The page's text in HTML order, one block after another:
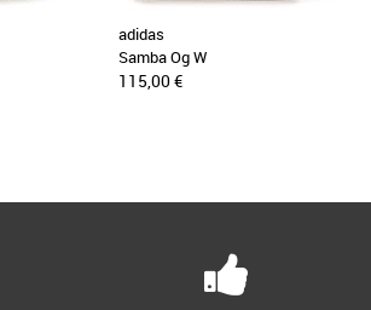
adidas
Samba Og W
115,00 €